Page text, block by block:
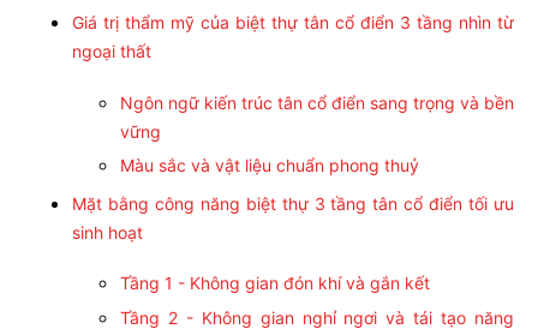
Giá trị thẩm mỹ của biệt thự tân cổ điển 3 tầng nhìn từ
ngoại thất
Ngôn ngữ kiến trúc tân cổ điển sang trọng và bền
vững
Màu sắc và vật liệu chuẩn phong thuỷ
Mặt bằng công năng biệt thự 3 tầng tân cổ điển tối ưu
sinh hoạt
Tầng 1 - Không gian đón khí và gắn kết
Tầng 2 - Không gian nghỉ ngơi và tái tạo năng